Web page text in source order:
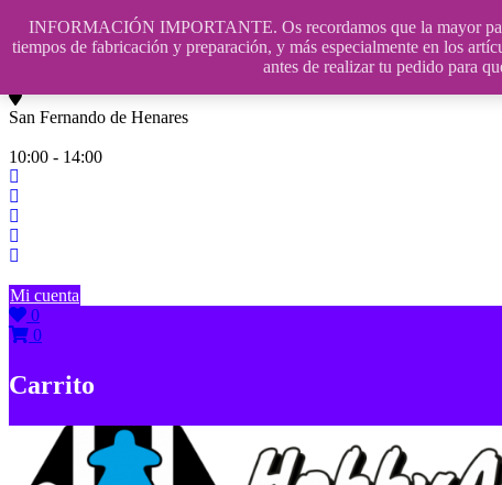
INFORMACIÓN IMPORTANTE. Os recordamos que la mayor
tiempos de fabricación y preparación, y más especialmente en los
antes de realizar tu pedido para
Saltar
contenido
609241475 SOLO DE 10:00 a 14:00
San Fernando de Henares
10:00 - 14:00
Mi cuenta
0
0
Carrito